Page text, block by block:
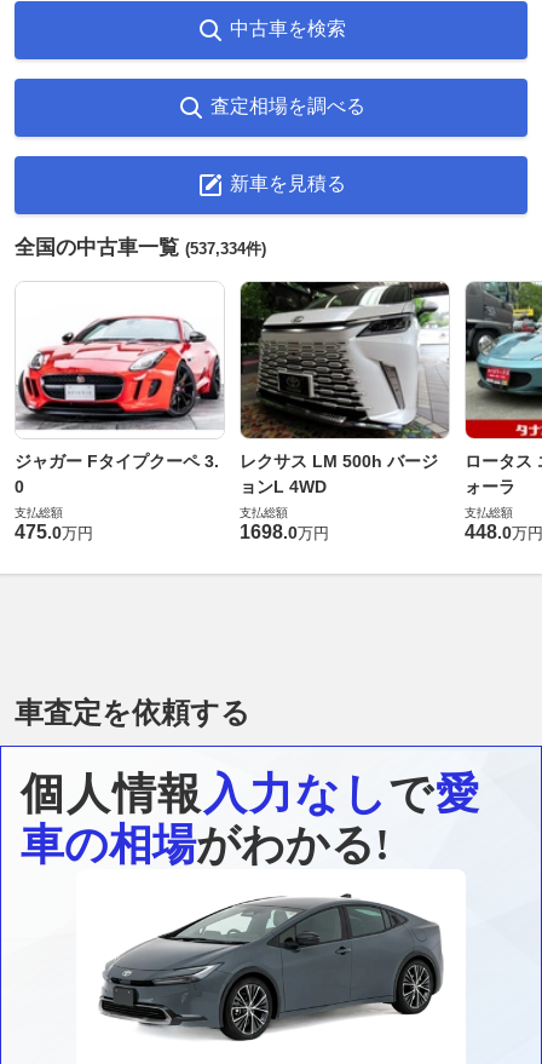
中古車を検索
査定相場を調べる
新車を見積る
全国の中古車一覧 (537,334件)
ジャガー Fタイプクーペ 3.
0
支払総額
475.0万円
レクサス LM 500h バージ
ョンL 4WD
支払総額
1698.0万円
ロータス
ォーラ
支払総額
448.0万円
車査定を依頼する
個人情報入力なしで愛
車の相場がわかる!